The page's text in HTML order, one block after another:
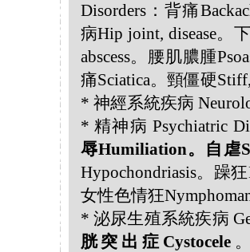
Disorders：背痛
病Hip joint, disease。
abscess。腰肌膿腫
痛Sciatica。頸僵硬
* 神經系統疾病
* 精神病 Psychiatric
辱Humiliation。自虐
Hypochondriasis。躁
女性色情狂
* 泌尿生殖系統疾病
胱突出症Cystocele